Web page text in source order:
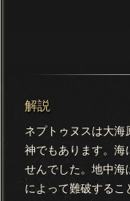
解説
ネプトゥヌスは大海
神でもあります。海
せんでした。地中海
によって難破するこ